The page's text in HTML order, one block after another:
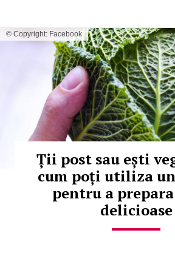
© Copyright: Facebook
Ții post sau ești
cum poți utiliza
pentru a
delicioase